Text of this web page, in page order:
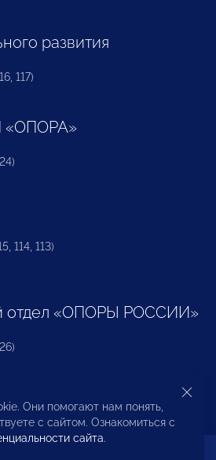
развития
117)
«ОПОРА»
114, 113)
отдел «ОПОРЫ РОССИИ»
предпринимателей и
Они помогают нам понять,
с сайтом. Ознакомиться с
сайта.